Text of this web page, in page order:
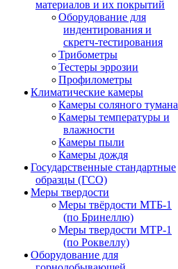
материалов и их покрытий
Оборудование для
индентирования и
скретч-тестирования
Трибометры
Тестеры эррозии
Профилометры
Климатические камеры
Камеры соляного тумана
Камеры температуры и
влажности
Камеры пыли
Камеры дождя
Государственные стандартные
образцы (ГСО)
Меры твердости
Меры твёрдости МТБ-1
(по Бринеллю)
Меры твердости МТР-1
(по Роквеллу)
Оборудование для